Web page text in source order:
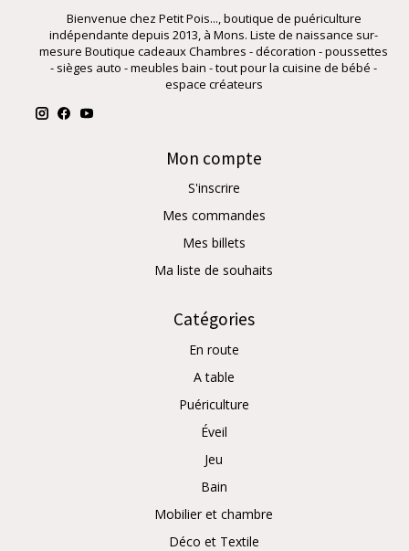
Bienvenue chez Petit Pois..., boutique de puériculture
indépendante depuis 2013, à Mons. Liste de naissance sur-
mesure Boutique cadeaux Chambres - décoration - poussettes
- sièges auto - meubles bain - tout pour la cuisine de bébé -
espace créateurs
Mon compte
S'inscrire
Mes commandes
Mes billets
Ma liste de souhaits
Catégories
En route
A table
Puériculture
Éveil
Jeu
Bain
Mobilier et chambre
Déco et Textile